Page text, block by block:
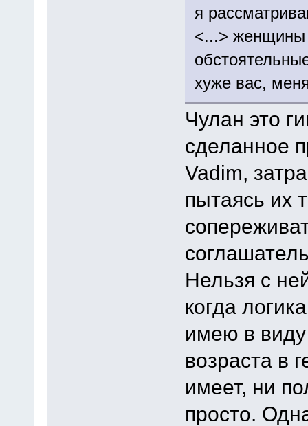
я
<...> женщины
хуже вас,
Чулан это
сделанное
Vadim,
пытаясь их
Нельзя с
когда
имею в
возраста в
имеет, ни
просто.